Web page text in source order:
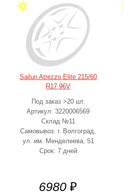
Sailun Atrezzo Elite 215/60
R17 96V
Под заказ >20 шт.
Артикул: 3220006569
Склад №11
Самовывоз: г. Волгоград,
ул. им. Менделеева, 51
Срок: 7 дней
6980 ₽